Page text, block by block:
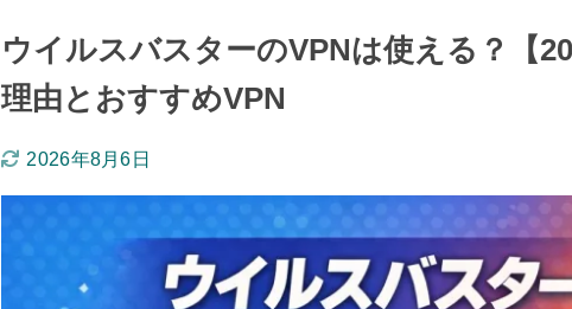
ウイルスバスターのVPNは使える？【
理由とおすすめVPN
2026年8月6日